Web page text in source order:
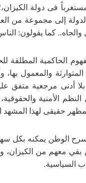
فى دولة
إلى مجموعة من
والجاه.. كما يقولون:
الحاكمية المطلقة
المتوارثة والمعمول
بلا أدنى مرجعية متفق
النظم الأمنية
حقيقى لهذا المشهد
الوطن يمكنه بكل
بقي معهم من الكيزان،
السياسية.